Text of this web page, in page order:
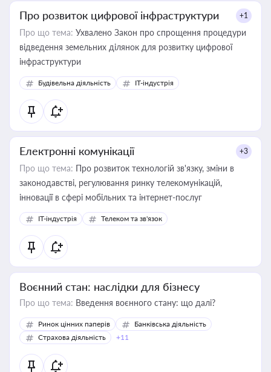
Про розвиток цифрової інфраструктури +1
Про що тема: Ухвалено Закон про спрощення процедури
відведення земельних ділянок для розвитку цифрової
інфраструктури
Будівельна діяльність IT-індустрія
Електронні комунікації +3
Про що тема: Про розвиток технологій зв'язку, зміни в
законодавстві, регулювання ринку телекомунікацій,
інновації в сфері мобільних та інтернет-послуг
IT-індустрія Телеком та зв'язок
Воєнний стан: наслідки для бізнесу
Про що тема: Введення воєнного стану: що далі?
Ринок цінних паперів
Банківська діяльність
Страхова діяльність
+11